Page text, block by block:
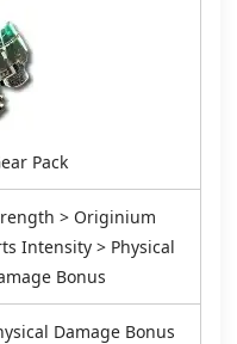
Pack
> Originium
Intensity > Physical
Bonus
Damage Bonus